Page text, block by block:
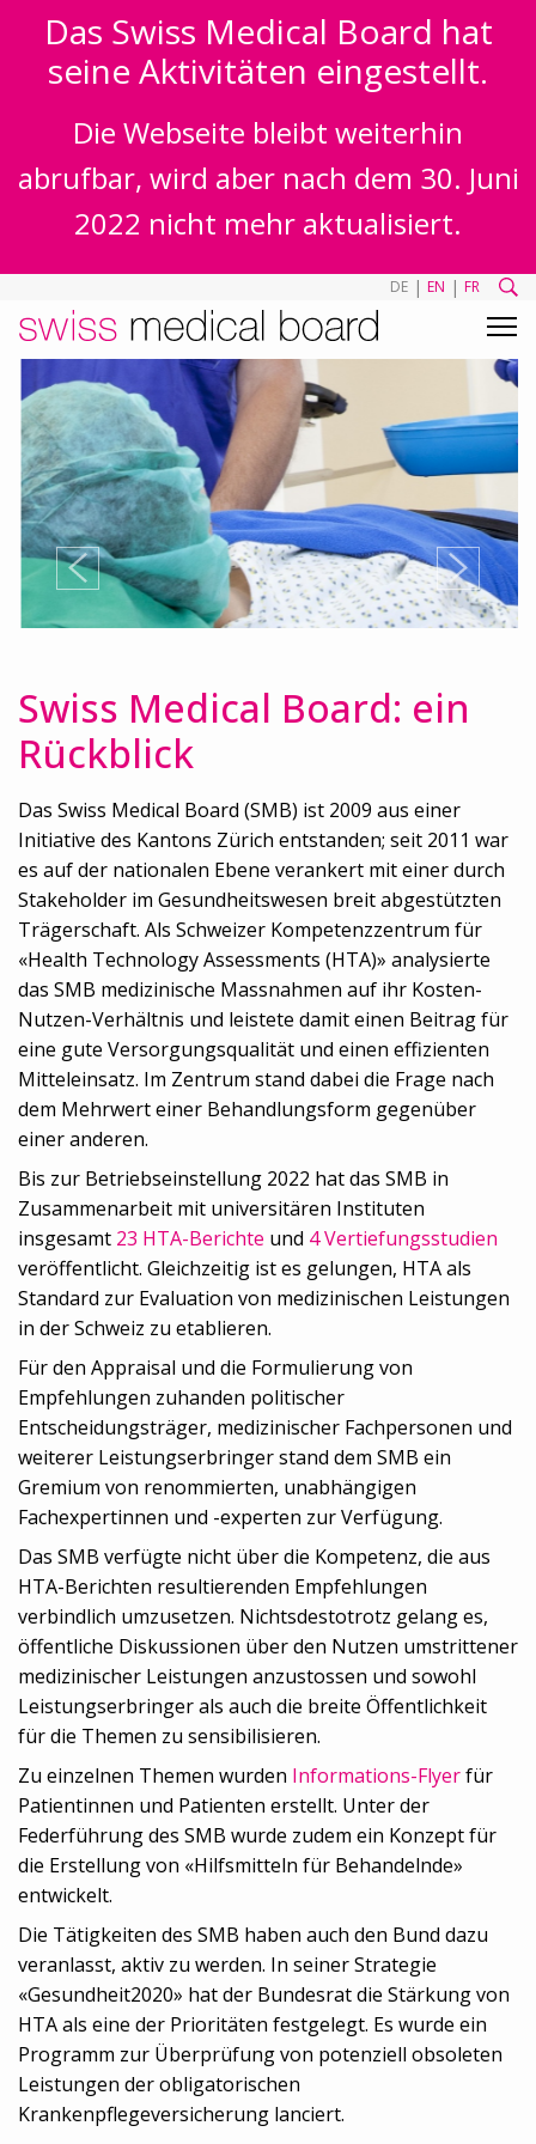
Das Swiss Medical Board hat
seine Aktivitäten eingestellt.
Die Webseite bleibt weiterhin
abrufbar, wird aber nach dem 30. Juni
2022 nicht mehr aktualisiert.
DE | EN | FR
Swiss Medical Board: ein
Rückblick
Das Swiss Medical Board (SMB) ist 2009 aus einer
Initiative des Kantons Zürich entstanden; seit 2011 war
es auf der nationalen Ebene verankert mit einer durch
Stakeholder im Gesundheitswesen breit abgestützten
Trägerschaft. Als Schweizer Kompetenzzentrum für
«Health Technology Assessments (HTA)» analysierte
das SMB medizinische Massnahmen auf ihr Kosten-
Nutzen-Verhältnis und leistete damit einen Beitrag für
eine gute Versorgungsqualität und einen effizienten
Mitteleinsatz. Im Zentrum stand dabei die Frage nach
dem Mehrwert einer Behandlungsform gegenüber
einer anderen.
Bis zur Betriebseinstellung 2022 hat das SMB in
Zusammenarbeit mit universitären Instituten
insgesamt 23 HTA-Berichte und 4 Vertiefungsstudien
veröffentlicht. Gleichzeitig ist es gelungen, HTA als
Standard zur Evaluation von medizinischen Leistungen
in der Schweiz zu etablieren.
Für den Appraisal und die Formulierung von
Empfehlungen zuhanden politischer
Entscheidungsträger, medizinischer Fachpersonen und
weiterer Leistungserbringer stand dem SMB ein
Gremium von renommierten, unabhängigen
Fachexpertinnen und -experten zur Verfügung.
Das SMB verfügte nicht über die Kompetenz, die aus
HTA-Berichten resultierenden Empfehlungen
verbindlich umzusetzen. Nichtsdestotrotz gelang es,
öffentliche Diskussionen über den Nutzen umstrittener
medizinischer Leistungen anzustossen und sowohl
Leistungserbringer als auch die breite Öffentlichkeit
für die Themen zu sensibilisieren.
Zu einzelnen Themen wurden Informations-Flyerfür
Patientinnen und Patienten erstellt. Unter der
Federführung des SMB wurde zudem ein Konzept für
die Erstellung von «Hilfsmitteln für Behandelnde»
entwickelt.
Die Tätigkeiten des SMB haben auch den Bund dazu
veranlasst, aktiv zu werden. In seiner Strategie
«Gesundheit2020» hat der Bundesrat die Stärkung von
HTA als eine der Prioritäten festgelegt. Es wurde ein
Programm zur Überprüfung von potenziell obsoleten
Leistungen der obligatorischen
Krankenpflegeversicherung lanciert.